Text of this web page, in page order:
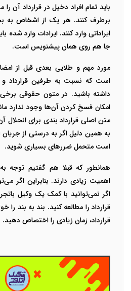
باید تمام افراد دخیل در قرارداد آن را
برطرف کنند. هر یک از اشخاص
ایراداتی وارد کنند. ایرادات وارد
جا هم روی همان پیشنویس است.
مورد مهم و طلایی بعدی قبل از
است که نسبت به طرفین قرارداد و
داشته باشید. در متون حقوقی
امکان فسخ کردن آن‌ها وجود ندارد
متن اصلی قرارداد بندی برای انحلال
به همین دلیل اگر به درستی از
است متحمل ضررهای بسیاری شوید.
همانطور که قبلا هم گفتیم توجه
اهمیت زیادی دارند. بنابراین اگر
اگر نمی‌توانید با کمک یک وکیل
قرارداد را مطالعه کنید. بند به بند را
قرارداد، زمان زیادی را اختصاص دهید.